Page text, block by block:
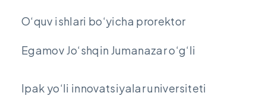
O‘quv ishlari bo‘yicha prorektor
Egamov Jo‘shqin Jumanazar o‘g‘li
Ipak yo‘li innovatsiyalar universiteti